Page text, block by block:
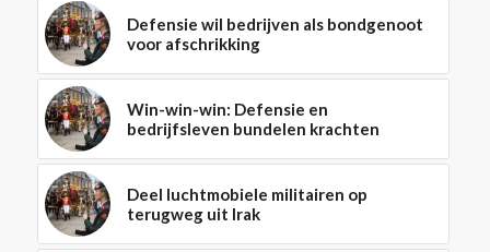
Defensie wil bedrijven als bondgenoot
voor afschrikking
Win-win-win: Defensie en
bedrijfsleven bundelen krachten
Deel luchtmobiele militairen op
terugweg uit Irak